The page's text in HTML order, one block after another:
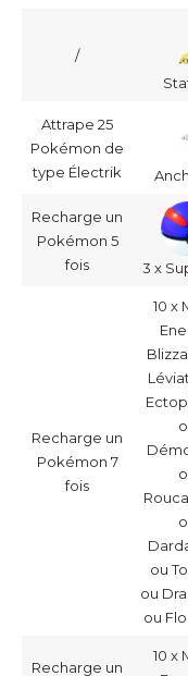
/
Attrape 25
Pokémon de
type Électrik
Recharge un
Pokémon 5
fois
3 x
Recharge un
Pokémon 7
fois
10 x
ou
ou
ou
Recharge un
10 x